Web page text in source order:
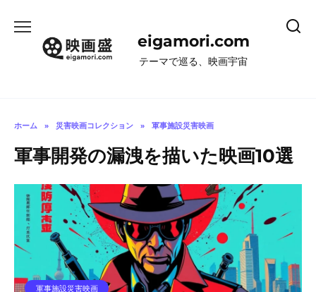
eigamori.com
テーマで巡る、映画宇宙
ホーム » 災害映画コレクション » 軍事施設災害映画
軍事開発の漏洩を描いた映画10選
軍事施設災害映画